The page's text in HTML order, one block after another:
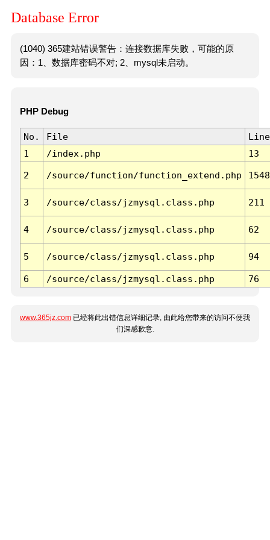
Database Error
(1040) 365建站错误警告：连接数据库失败，可能的原
因：1、数据库密码不对; 2、mysql未启动。
PHP Debug
No. File
Line
1
/index.php 13
2 /source/function/function_extend.php 1548
3 /source/class/jzmysql.class.php 211
4 /source/class/jzmysql.class.php 62
5 /source/class/jzmysql.class.php 94
6 /source/class/jzmysql.class.php 76
www.365jz.com 已经将此出错信息详细记录, 由此给您带来的访问不便我
们深感歉意.